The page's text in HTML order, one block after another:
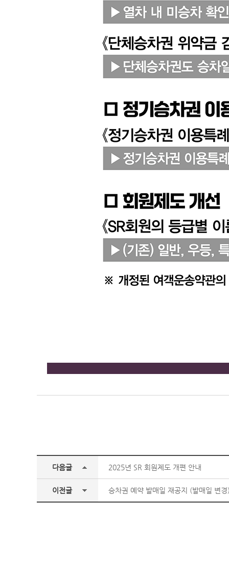
다음글 2025년 SR 회원제도 개편 안내
이전글 승차권 예약 발매일 재공지 (발매일 변경